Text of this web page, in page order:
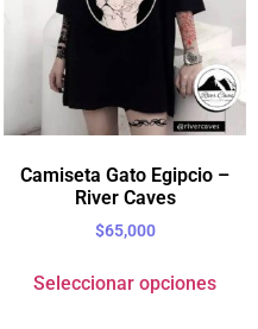
Camiseta Gato Egipcio –
River Caves
$65,000
Seleccionar opciones